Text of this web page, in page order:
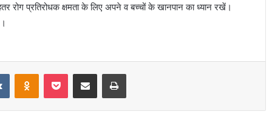
रोग प्रतिरोधक क्षमता के लिए अपने व बच्चों के खानपान का ध्यान रखें।
VKontakteOdnoklassniki
Pocket Share via Email Print